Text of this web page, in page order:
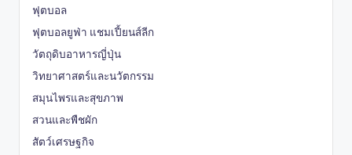
ฟุตบอล
ฟุตบอลยูฟ่า แชมเปี้ยนส์ลีก
วัตถุดิบอาหารญี่ปุ่น
วิทยาศาสตร์และนวัตกรรม
สมุนไพรและสุขภาพ
สวนและพืชผัก
สัตว์เศรษฐกิจ